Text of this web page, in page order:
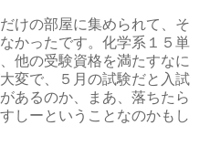
けの部屋に集められて、そ
かったです。化学系１５単
他の受験資格を満たすなに
変で、５月の試験だと入試
あるのか、まあ、落ちたら
しーということなのかもし